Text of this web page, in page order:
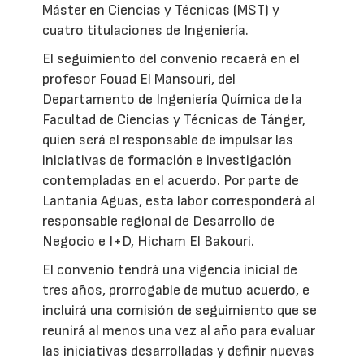
Máster en Ciencias y Técnicas (MST) y
cuatro titulaciones de Ingeniería.
El seguimiento del convenio recaerá en el
profesor Fouad El Mansouri, del
Departamento de Ingeniería Química de la
Facultad de Ciencias y Técnicas de Tánger,
quien será el responsable de impulsar las
iniciativas de formación e investigación
contempladas en el acuerdo. Por parte de
Lantania Aguas, esta labor corresponderá al
responsable regional de Desarrollo de
Negocio e I+D, Hicham El Bakouri.
El convenio tendrá una vigencia inicial de
tres años, prorrogable de mutuo acuerdo, e
incluirá una comisión de seguimiento que se
reunirá al menos una vez al año para evaluar
las iniciativas desarrolladas y definir nuevas